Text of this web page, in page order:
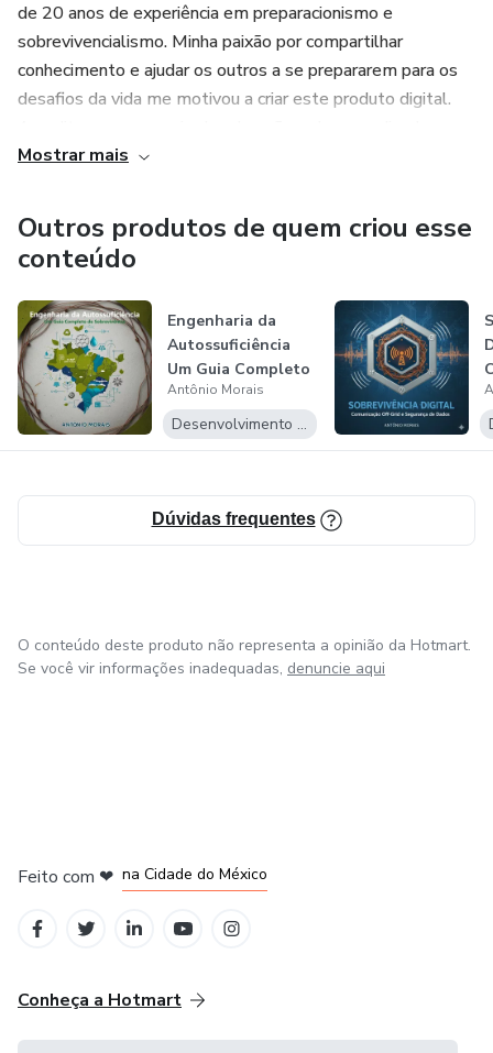
de 20 anos de experiência em preparacionismo e
sobrevivencialismo. Minha paixão por compartilhar
conhecimento e ajudar os outros a se prepararem para os
desafios da vida me motivou a criar este produto digital.
podemos nos tornar mais resilientes e autossuficientes.
preparação.
Mostrar mais
Outros produtos de quem criou esse
conteúdo
Engenharia da
Autossuficiência
Um Guia Completo
de Sobrevivê...
Antônio Morais
Desenvolvimento Pessoal
Dúvidas frequentes
O conteúdo deste produto não representa a opinião da Hotmart.
Se você vir informações inadequadas, denuncie aqui
Feito com ❤ na Cidade do México
Conheça a Hotmart